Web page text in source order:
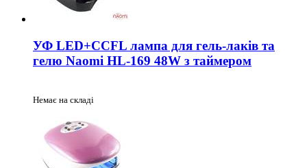
УФ LED+CCFL лампа для гель-лаків та
гелю Naomi HL-169 48W з таймером
Немає на складі